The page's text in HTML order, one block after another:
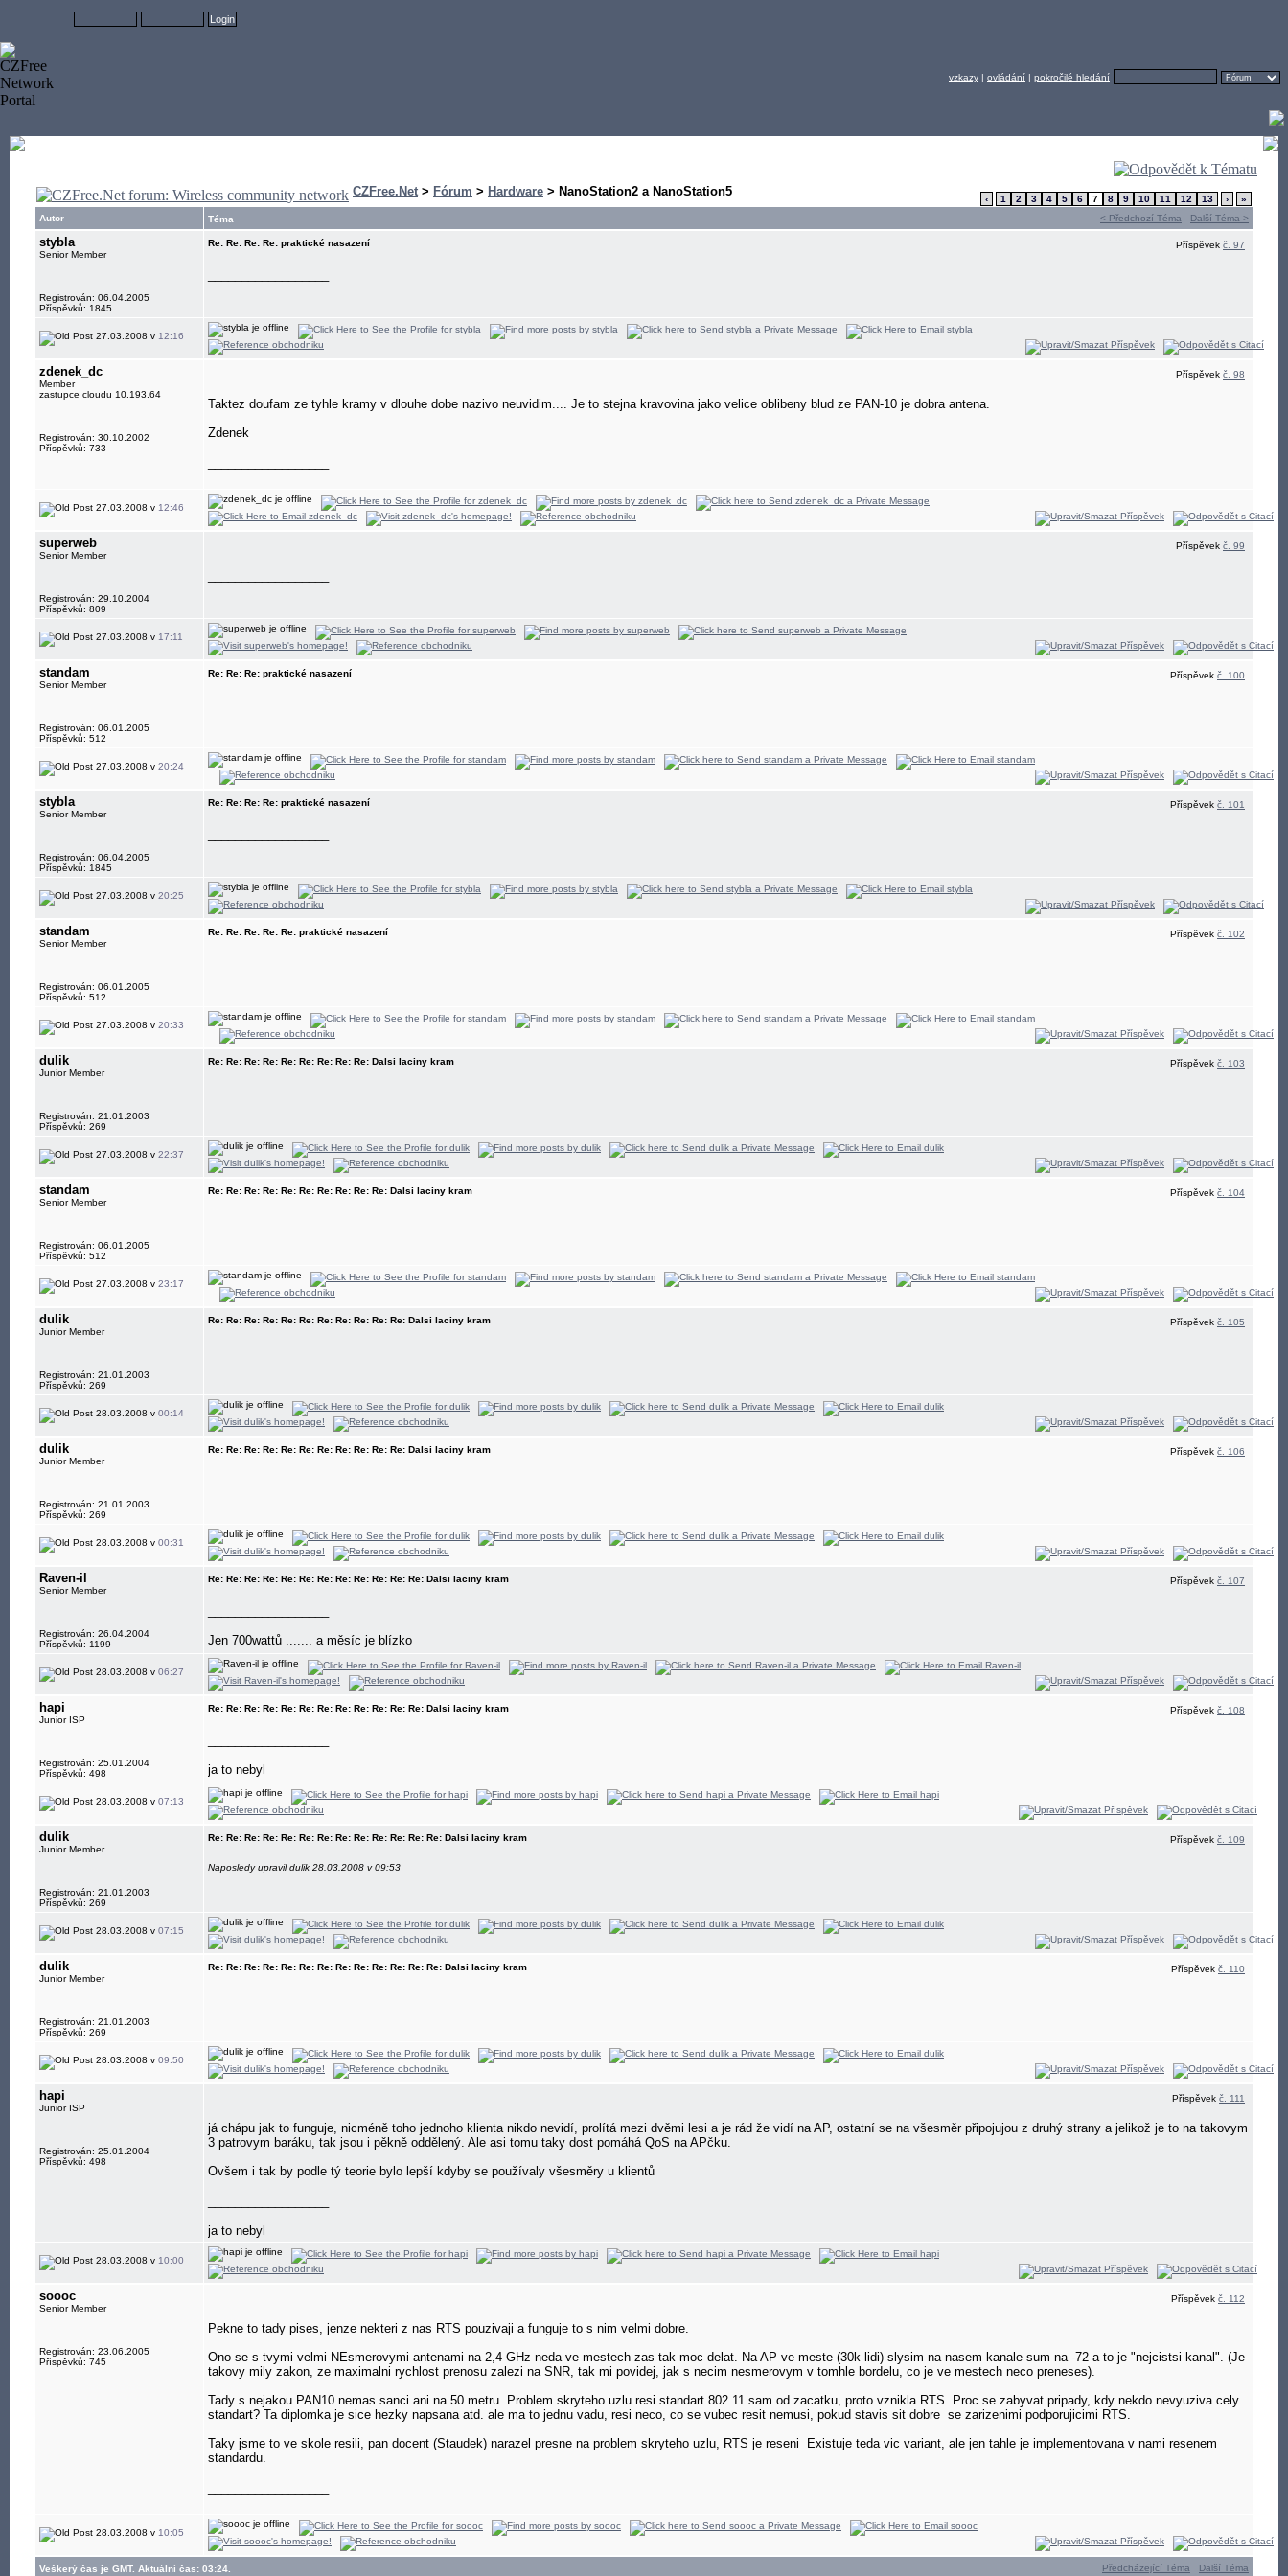
vzkazy | ovládání | pokročilé hledání
CZFree.Net > Fórum > Hardware > NanoStation2 a NanoStation5
‹ 1 2 3 4 5 6 7 8 9 10 11 12 13 ›
»
Autor
Téma < Předchozí Téma Další Téma >
stybla
Senior Member
Registrován: 06.04.2005
Příspěvků: 1845
Re: Re: Re: Re: praktické nasazení Příspěvek č. 97
27.03.2008 v 12:16
zdenek_dc
Member
zastupce cloudu 10.193.64
Registrován: 30.10.2002
Příspěvků: 733
Příspěvek č. 98
Taktez doufam ze tyhle kramy v dlouhe dobe nazivo neuvidim.... Je to stejna kravovina jako velice oblibeny blud ze PAN-10 je dobra antena.
Zdenek
27.03.2008 v 12:46
superweb
Senior Member
Registrován: 29.10.2004
Příspěvků: 809
Příspěvek č. 99
27.03.2008 v 17:11
standam
Senior Member
Registrován: 06.01.2005
Příspěvků: 512
Re: Re: Re: praktické nasazení Příspěvek č. 100
27.03.2008 v 20:24
stybla
Senior Member
Registrován: 06.04.2005
Příspěvků: 1845
Re: Re: Re: Re: praktické nasazení Příspěvek č. 101
27.03.2008 v 20:25
standam
Senior Member
Registrován: 06.01.2005
Příspěvků: 512
Re: Re: Re: Re: Re: praktické nasazení Příspěvek č. 102
27.03.2008 v 20:33
dulik
Junior Member
Registrován: 21.01.2003
Příspěvků: 269
Re: Re: Re: Re: Re: Re: Re: Re: Re: Dalsi laciny kram Příspěvek č. 103
27.03.2008 v 22:37
standam
Senior Member
Registrován: 06.01.2005
Příspěvků: 512
Re: Re: Re: Re: Re: Re: Re: Re: Re: Re: Dalsi laciny kram Příspěvek č. 104
27.03.2008 v 23:17
dulik
Junior Member
Registrován: 21.01.2003
Příspěvků: 269
Re: Re: Re: Re: Re: Re: Re: Re: Re: Re: Re: Dalsi laciny kram Příspěvek č. 105
28.03.2008 v 00:14
dulik
Junior Member
Registrován: 21.01.2003
Příspěvků: 269
Re: Re: Re: Re: Re: Re: Re: Re: Re: Re: Re: Dalsi laciny kram Příspěvek č. 106
28.03.2008 v 00:31
Raven-il
Senior Member
Registrován: 26.04.2004
Příspěvků: 1199
Re: Re: Re: Re: Re: Re: Re: Re: Re: Re: Re: Re: Dalsi laciny kram Příspěvek č. 107
Jen 700wattů ....... a měsíc je blízko
28.03.2008 v 06:27
hapi
Junior ISP
Registrován: 25.01.2004
Příspěvků: 498
Re: Re: Re: Re: Re: Re: Re: Re: Re: Re: Re: Re: Dalsi laciny kram Příspěvek č. 108
ja to nebyl
28.03.2008 v 07:13
dulik
Junior Member
Registrován: 21.01.2003
Příspěvků: 269
Re: Re: Re: Re: Re: Re: Re: Re: Re: Re: Re: Re: Re: Dalsi laciny kram Příspěvek č. 109
Naposledy upravil dulik 28.03.2008 v 09:53
28.03.2008 v 07:15
dulik
Junior Member
Registrován: 21.01.2003
Příspěvků: 269
Re: Re: Re: Re: Re: Re: Re: Re: Re: Re: Re: Re: Re: Dalsi laciny kram Příspěvek č. 110
28.03.2008 v 09:50
hapi
Junior ISP
Registrován: 25.01.2004
Příspěvků: 498
Příspěvek č. 111
já chápu jak to funguje, nicméně toho jednoho klienta nikdo nevidí, prolítá mezi dvěmi lesi a je rád že vidí na AP, ostatní se na všesměr připojujou z druhý strany a jelikož je to na takovym
3 patrovym baráku, tak jsou i pěkně oddělený. Ale asi tomu taky dost pomáhá QoS na APčku.
Ovšem i tak by podle tý teorie bylo lepší kdyby se používaly všesměry u klientů
ja to nebyl
28.03.2008 v 10:00
soooc
Senior Member
Registrován: 23.06.2005
Příspěvků: 745
Příspěvek č. 112
Pekne to tady pises, jenze nekteri z nas RTS pouzivaji a funguje to s nim velmi dobre.
Ono se s tvymi velmi NEsmerovymi antenami na 2,4 GHz neda ve mestech zas tak moc delat. Na AP ve meste (30k lidi) slysim na nasem kanale sum na -72 a to je "nejcistsi kanal". (Je
takovy mily zakon, ze maximalni rychlost prenosu zalezi na SNR, tak mi povidej, jak s necim nesmerovym v tomhle bordelu, co je ve mestech neco preneses).
Tady s nejakou PAN10 nemas sanci ani na 50 metru. Problem skryteho uzlu resi standart 802.11 sam od zacatku, proto vznikla RTS. Proc se zabyvat pripady, kdy nekdo nevyuziva cely
standart? Ta diplomka je sice hezky napsana atd. ale ma to jednu vadu, resi neco, co se vubec resit nemusi, pokud stavis sit dobre se zarizenimi podporujicimi RTS.
Taky jsme to ve skole resili, pan docent (Staudek) narazel presne na problem skryteho uzlu, RTS je reseni
Existuje teda vic variant, ale jen tahle je implementovana v nami resenem
standardu.
28.03.2008 v 10:05
Veškerý čas je GMT. Aktuální čas: 03:24. Předcházející Téma Další Téma